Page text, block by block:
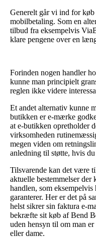
Generelt går vi ind for
mobilbetaling. Som en
tilbud fra eksempelvis
klare pengene over en
Forinden nogen handler
kunne man principielt
reglen ikke videre
Et andet alternativ kunne
butikken er e-mærke
at e-butikken opretholder
virksomheden
megen viden om
anledning til støtte, hvis
Tilsvarende kan det være
aktuelle bestemmelser
handlen, som
garanterer. Her er det på
helst sikrer sin faktura e-
bekræfte sit køb af Bend
uden hensyn til om man
eller dame.